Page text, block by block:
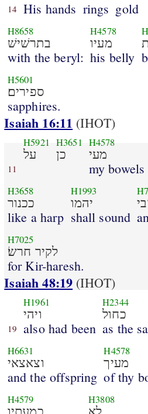
14 His hands rings gold
H8658
בתרשׁישׁ
with the beryl:
H4578
מעיו
his belly
H5601
ספירים׃
sapphires.
Isaiah 16:11 (IHOT)
11
H5921
על
H3651
כן
H4578
מעי
my bowels
H3658
ככנור
like a harp
H1993
יהמו
shall sound
H7025
לקיר חרשׂ׃
for Kir-haresh.
Isaiah 48:19 (IHOT)
19
H1961
ויהי
also had been
H2344
כחול
as the
H6631
וצאצאי
and the offspring
H4578
מעיך
of thy
H4579 H3808